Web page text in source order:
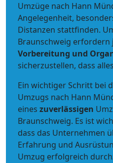
Umzüge nach Hann
Angelegenheit,
Distanzen stattfinden.
Braunschweig erfordern
Vorbereitung und
sicherzustellen, dass alles
Ein wichtiger Schritt bei
Umzugs nach Hann
eines zuverlässigen
Braunschweig. Es ist
dass das Unternehmen
Erfahrung und
Umzug erfolgreich